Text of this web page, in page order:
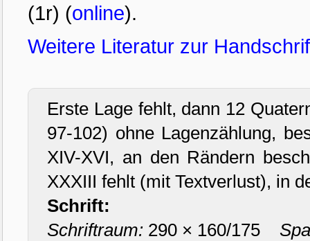
(1r) (online).
Weitere Literatur zur
Erste Lage fehlt, dann 12
97-102) ohne Lagenzählung,
XIV-XVI, an den Rändern
XXXIII fehlt (mit Textverlust), in
Schrift:
Schriftraum: 290 × 160/175